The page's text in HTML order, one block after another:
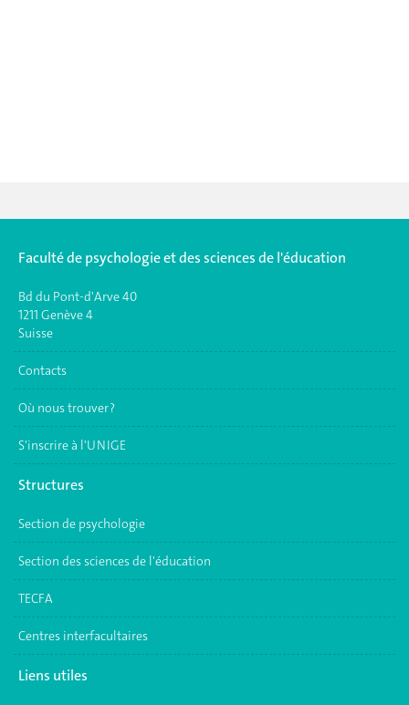
Faculté de psychologie et des sciences de l'éducation
Bd du Pont-d'Arve 40
1211 Genève 4
Suisse
Contacts
Où nous trouver ?
S'inscrire à l'UNIGE
Structures
Section de psychologie
Section des sciences de l'éducation
TECFA
Centres interfacultaires
Liens utiles